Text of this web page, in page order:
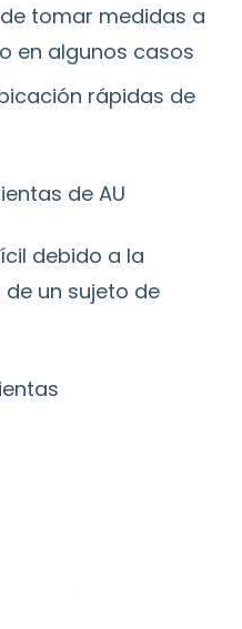
tomar medidas a
en algunos casos
rápidas de
de AU
debido a la
un sujeto de